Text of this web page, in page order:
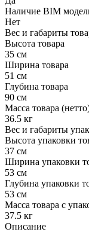
Наличие BIM
Нет
Вес и габариты
Высота товара
35 см
Ширина товара
51 см
Глубина товара
90 см
Масса товара
36.5 кг
Вес и габариты
Высота упаковки
37 см
Ширина упаковки
53 см
Глубина упаковки
53 см
Масса товара с
37.5 кг
Описание